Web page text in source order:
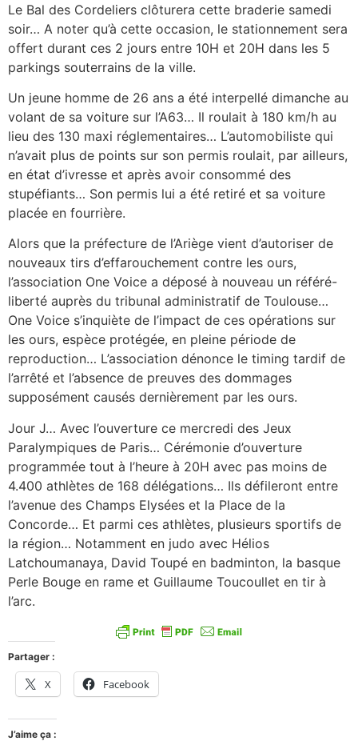
Le Bal des Cordeliers clôturera cette braderie samedi
soir… A noter qu’à cette occasion, le stationnement sera
offert durant ces 2 jours entre 10H et 20H dans les 5
parkings souterrains de la ville.
Un jeune homme de 26 ans a été interpellé dimanche au
volant de sa voiture sur l’A63… Il roulait à 180 km/h au
lieu des 130 maxi réglementaires… L’automobiliste qui
n’avait plus de points sur son permis roulait, par ailleurs,
en état d’ivresse et après avoir consommé des
stupéfiants… Son permis lui a été retiré et sa voiture
placée en fourrière.
Alors que la préfecture de l’Ariège vient d’autoriser de
nouveaux tirs d’effarouchement contre les ours,
l’association One Voice a déposé à nouveau un référé-
liberté auprès du tribunal administratif de Toulouse…
One Voice s’inquiète de l’impact de ces opérations sur
les ours, espèce protégée, en pleine période de
reproduction… L’association dénonce le timing tardif de
l’arrêté et l’absence de preuves des dommages
supposément causés dernièrement par les ours.
Jour J… Avec l’ouverture ce mercredi des Jeux
Paralympiques de Paris… Cérémonie d’ouverture
programmée tout à l’heure à 20H avec pas moins de
4.400 athlètes de 168 délégations… Ils défileront entre
l’avenue des Champs Elysées et la Place de la
Concorde… Et parmi ces athlètes, plusieurs sportifs de
la région… Notamment en judo avec Hélios
Latchoumanaya, David Toupé en badminton, la basque
Perle Bouge en rame et Guillaume Toucoullet en tir à
l’arc.
Partager :
X Facebook
J’aime ça :